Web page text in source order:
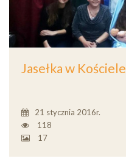
Jasełka w Kościele
21 stycznia 2016r.
118
17